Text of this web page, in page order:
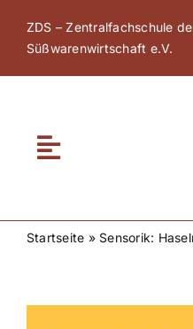
Inhalt
springen
ZDS – Zentralfachschule
Süßwarenwirtschaft e.V.
Toggle
Startseite » Sensorik: